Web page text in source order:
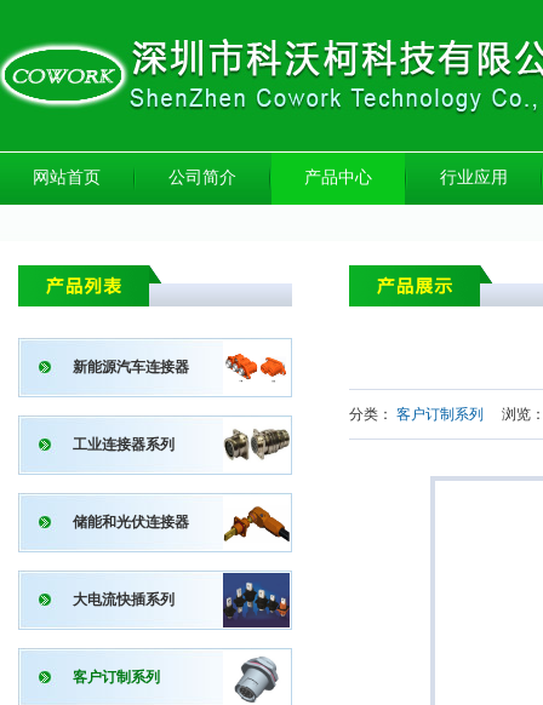
网站首页 公司简介 产品中心 行业应用
新能源汽车连接器
工业连接器系列
储能和光伏连接器
大电流快插系列
客户订制系列
分类： 客户订制系列 浏览